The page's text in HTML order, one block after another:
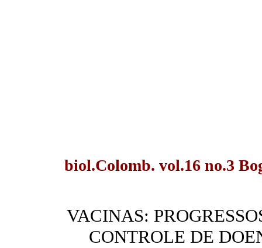
biol.Colomb. vol.16 no.3
VACINAS:
CONTROLE DE